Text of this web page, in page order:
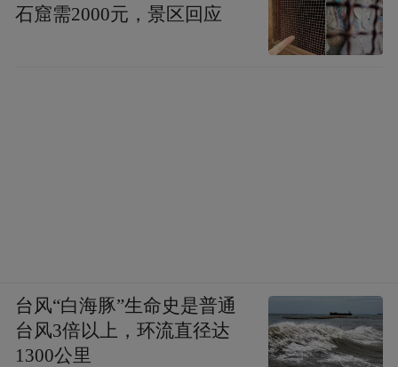
石窟需2000元，景区回应
台风“白海豚”生命史是普通
台风3倍以上，环流直径达
1300公里